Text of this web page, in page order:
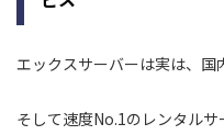
エックスサーバーは実は、国
そして速度No.1のレンタルサ